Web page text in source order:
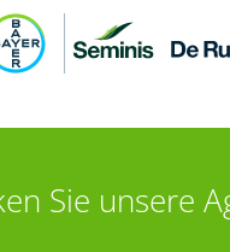
Sie unsere